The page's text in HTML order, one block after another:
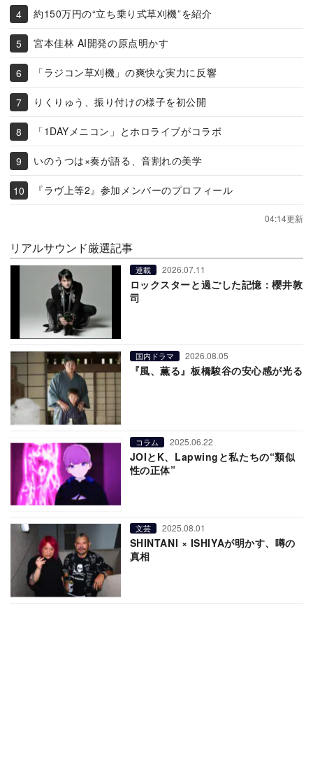
約150万円の“立ち乗り式草刈機”を紹介
宮本佳林 AI開発の原点明かす
「ラジコン草刈機」の爽快な実力に反響
りくりゅう、振り付けの様子を初公開
「1DAYメニコン」とホロライブがコラボ
いのうつは×奏が語る、音割れの美学
『ラヴ上等2』参加メンバーのプロフィール
04:14更新
リアルサウンド厳選記事
連載 2026.07.11
ロックスターと過ごした記憶：櫻井敦
司
国内ドラマ 2026.08.05
『風、薫る』板橋駿谷の安心感が光る
コラム 2025.06.22
JOIとK、Lapwingと私たちの“類似
性の正体”
文芸 2025.08.01
SHINTANI × ISHIYAが明かす、噂の
真相